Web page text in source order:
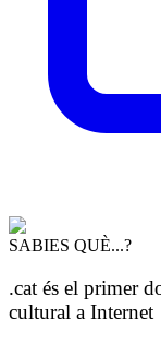
SABIES QUÈ...?
.cat és el primer
cultural a Internet